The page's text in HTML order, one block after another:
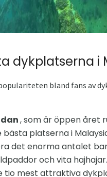
dykplatserna i
bland fans av
, som är öppen året
bästa platserna i
det enorma antalet
och vita
tio mest attraktiva